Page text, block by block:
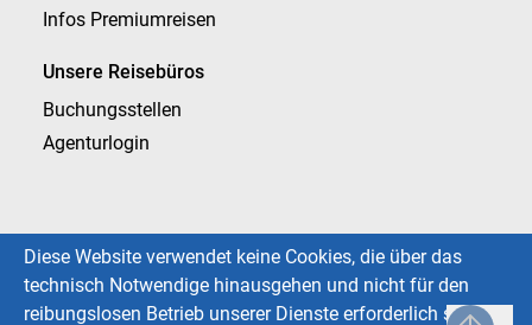
Unsere Reisebüros
Buchungsstellen
Agenturlogin
Infos Premiumreisen
Diese Website verwendet keine Cookies, die über das
technisch Notwendige hinausgehen und nicht für den
reibungslosen Betrieb unserer Dienste erforderlich sind.